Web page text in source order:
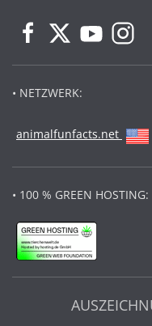
• NETZWERK:
animalfunfacts.net
• 100 % GREEN HOSTING: